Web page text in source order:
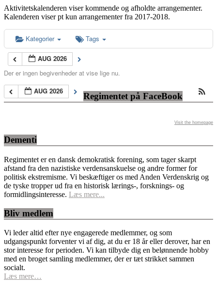
Aktivitetskalenderen viser kommende og afholdte arrangementer.
Kalenderen viser pt kun arrangementer fra 2017-2018.
Kategorier Tags
AUG 2026
Der er ingen begivenheder at vise lige nu.
AUG 2026
Regimentet på FaceBook
Visit the homepage
Dementi
Regimentet er en dansk demokratisk forening, som tager skarpt
afstand fra den nazistiske verdensanskuelse og andre former for
politisk ekstremisme. Vi beskæftiger os med Anden Verdenskrig og
de tyske tropper ud fra en historisk lærings-, forsknings- og
formidlingsinteresse. Læs mere...
Bliv medlem
Vi leder altid efter nye engagerede medlemmer, og som
udgangspunkt forventer vi af dig, at du er 18 år eller derover, har en
stor interesse for perioden. Vi kan tilbyde dig en belønnende hobby
med en broget samling medlemmer, der er tæt strikket sammen
socialt.
Læs mere…